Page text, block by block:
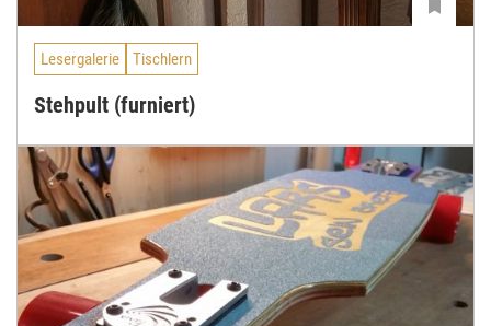
Lesergalerie Tischlern
Stehpult (furniert)